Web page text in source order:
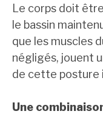
Le corps doit
le bassin
que les muscles
négligés, jouent
de cette posture
Une